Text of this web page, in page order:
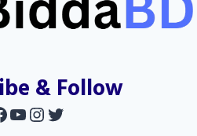
& Follow
YouTube
Instagram
Twitter